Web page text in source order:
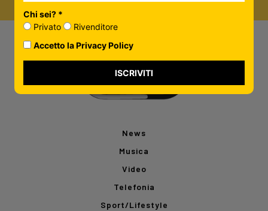
News
Musica
Video
Telefonia
Sport/Lifestyle
Chi sei? *
Privato
Rivenditore
Accetto la Privacy Policy
ISCRIVITI